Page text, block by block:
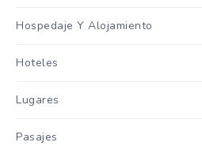
Hospedaje Y Alojamiento
Hoteles
Lugares
Pasajes